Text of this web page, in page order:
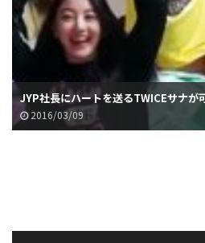
JYP社長にハートを送るTWICEサナが
2016/03/09